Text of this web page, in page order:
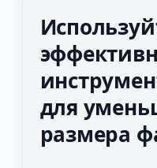
для
размера